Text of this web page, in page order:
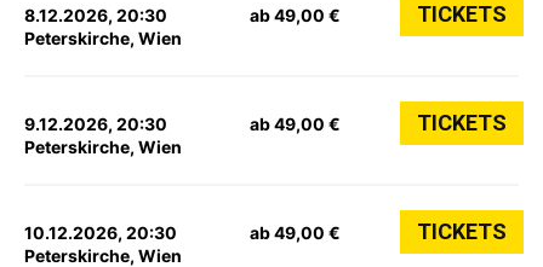
8.12.2026, 20:30
Peterskirche, Wien
ab 49,00 € TICKETS
9.12.2026, 20:30
Peterskirche, Wien
ab 49,00 € TICKETS
10.12.2026, 20:30
Peterskirche, Wien
ab 49,00 € TICKETS